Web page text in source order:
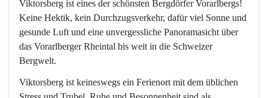
Viktorsberg ist eines der schönsten Bergdörfer Vorarlbergs!
Keine Hektik, kein Durchzugsverkehr, dafür viel Sonne und
gesunde Luft und eine unvergessliche Panoramasicht über
das Vorarlberger Rheintal bis weit in die Schweizer
Bergwelt.
Viktorsberg ist keineswegs ein Ferienort mit dem üblichen